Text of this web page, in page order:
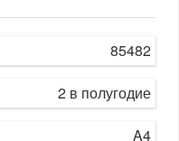
85482
2 в полугодие
A4